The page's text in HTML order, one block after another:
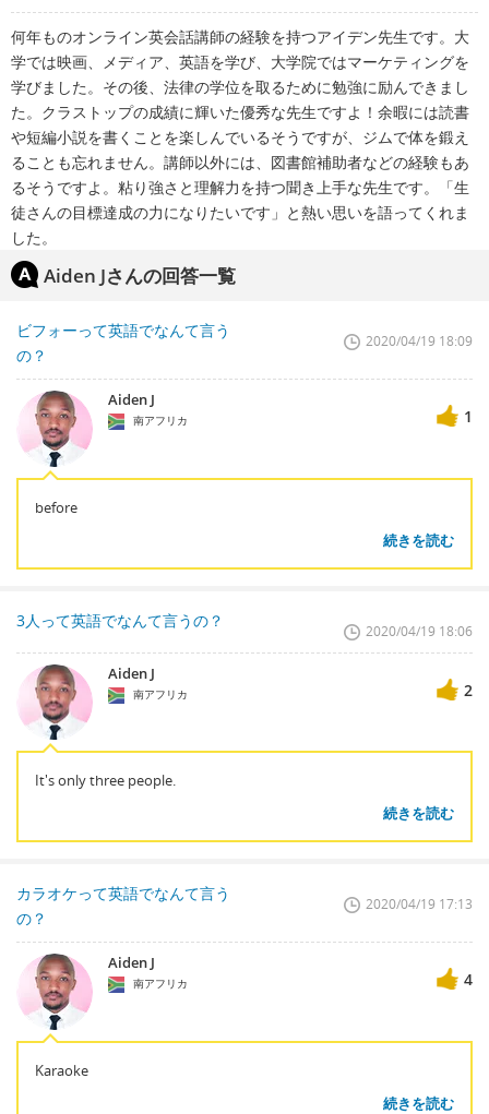
何年ものオンライン英会話講師の経験を持つアイデン先生です。大
学では映画、メディア、英語を学び、大学院ではマーケティングを
学びました。その後、法律の学位を取るために勉強に励んできまし
た。クラストップの成績に輝いた優秀な先生ですよ！余暇には読書
や短編小説を書くことを楽しんでいるそうですが、ジムで体を鍛え
ることも忘れません。講師以外には、図書館補助者などの経験もあ
るそうですよ。粘り強さと理解力を持つ聞き上手な先生です。「生
徒さんの目標達成の力になりたいです」と熱い思いを語ってくれま
した。
Aiden Jさんの回答一覧
ビフォーって英語でなんて言う
の？
2020/04/19 18:09
Aiden J
南アフリカ 1
before
続きを読む
3人って英語でなんて言うの？
2020/04/19 18:06
Aiden J
南アフリカ 2
It's only three people.
続きを読む
カラオケって英語でなんて言う
の？
2020/04/19 17:13
Aiden J
南アフリカ 4
Karaoke
続きを読む